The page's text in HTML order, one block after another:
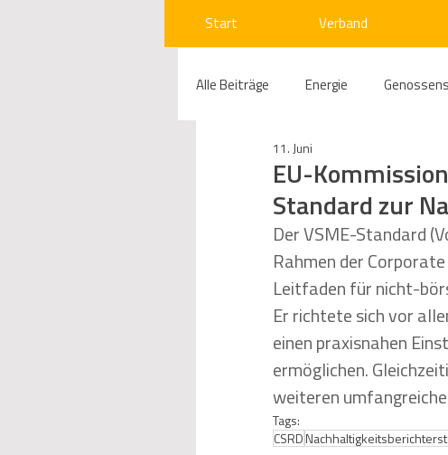
Start Verband
Alle Beiträge Energie
Compliance
Beihilfenrecht Kraftwerke
Regulierung Wettbewerbs-
Telekommunikation
EU-
Standard zur
11. Juni
Der VSME-Standard
Rahmen der
Leitfaden für nicht-
Er richtete sich vor
einen praxisnahen
ermöglichen.
weiteren
Tags:
CSRD